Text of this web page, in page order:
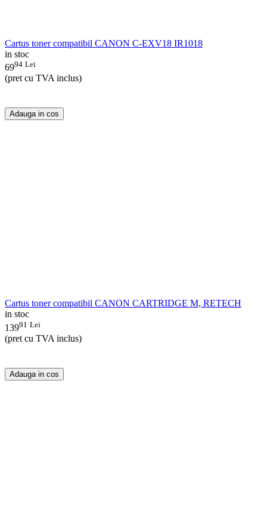
Cartus toner compatibil CANON C-EXV18 IR1018
in stoc
6994 Lei
(pret cu TVA inclus)
Adauga in cos
Cartus toner compatibil CANON CARTRIDGE M, RETECH
in stoc
13991 Lei
(pret cu TVA inclus)
Adauga in cos